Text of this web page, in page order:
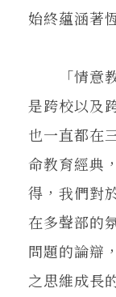
始終蘊涵著
「情意教
是跨校以及
也一直都在
命教育經典
得，我們對
在多聲部的
問題的論辯
之思維成長